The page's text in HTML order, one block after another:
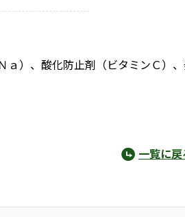
）、酸化防止剤（ビタミンＣ）
一覧に戻